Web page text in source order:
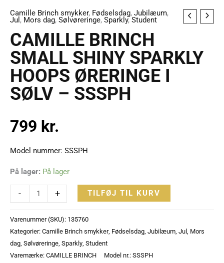
Camille Brinch smykker, Fødselsdag, Jubilæum,
Jul , Mors dag, Sølvøreringe, Sparkly,Student
CAMILLE BRINCH
SMALL SHINY SPARKLY
HOOPS ØRERINGE I
SØLV – SSSPH
799 kr.
Model nummer: SSSPH
På lager: På lager
-
CAMILLE
SMALL
SHINY
SPARKLY
HOOPS
ØRERINGE
SØLV
SSSPH
+ TILFØJ TIL KURV
Varenummer (SKU): 135760
Kategorier: Camille Brinch smykker, Fødselsdag Jubilæum Jul
Mors
dag Sølvøreringe Sparkly Student
Varemærke: CAMILLE BRINCH Model nr.: SSSPH